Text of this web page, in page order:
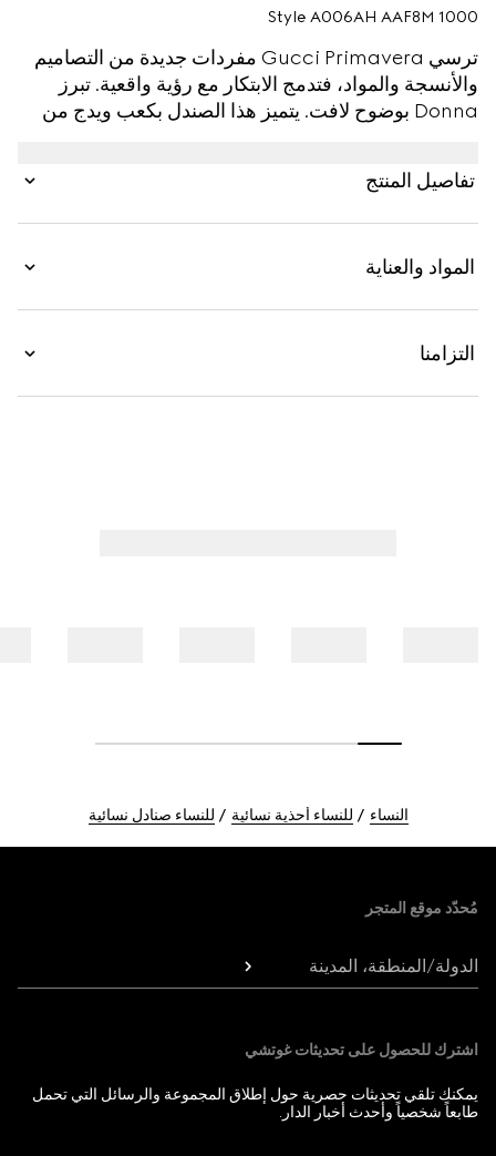
Style ‎A006AH AAF8M 1000
ترسي Gucci Primavera مفردات جديدة من التصاميم
والأنسجة والمواد، فتدمج الابتكار مع رؤية واقعية. تبرز
Donna بوضوح لافت. يتميز هذا الصندل بكعب ويدج من
تفاصيل المنتج
المواد والعناية
التزامنا
النساء للنساء أحذية نسائية للنساء صنادل نسائية
مُحدّد موقع المتجر
الدولة/المنطقة، المدينة
اشترك للحصول على تحديثات غوتشي
يمكنك تلقي تحديثات حصرية حول إطلاق المجموعة والرسائل التي تحمل
طابعاً شخصياً وأحدث أخبار الدار.